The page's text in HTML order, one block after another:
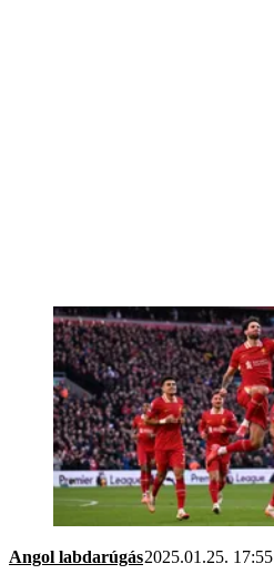
Angol labdarúgás2025.01.25. 17:55